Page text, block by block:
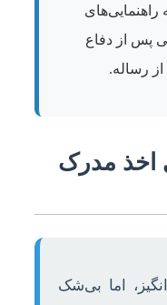
راهنمایی‌های
پس از دفاع
رساله.
اخذ مدرک
اما بی‌شک